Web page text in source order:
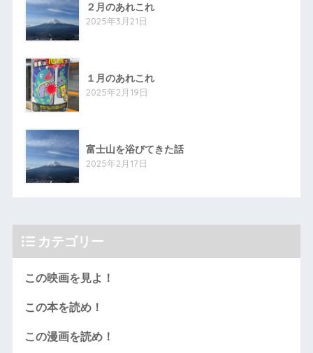
２月のあれこれ
2025年3月21日
１月のあれこれ
2025年2月19日
富士山を浴びてきた話
2025年2月17日
カテゴリー
この映画を見よ！
この本を読め！
この漫画を読め！